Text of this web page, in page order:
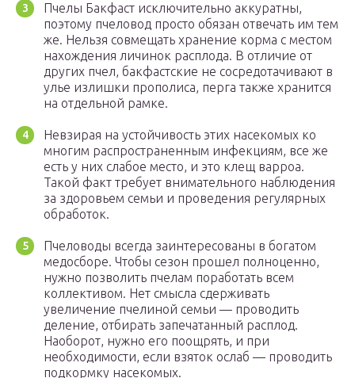
Пчелы Бакфаст исключительно аккуратны,
поэтому пчеловод просто обязан отвечать им тем
же. Нельзя совмещать хранение корма с местом
нахождения личинок расплода. В отличие от
других пчел, бакфастские не сосредотачивают в
улье излишки прополиса, перга также хранится
на отдельной рамке.
Невзирая на устойчивость этих насекомых ко
многим распространенным инфекциям, все же
есть у них слабое место, и это клещ варроа.
Такой факт требует внимательного наблюдения
за здоровьем семьи и проведения регулярных
обработок.
Пчеловоды всегда заинтересованы в богатом
медосборе. Чтобы сезон прошел полноценно,
нужно позволить пчелам поработать всем
коллективом. Нет смысла сдерживать
увеличение пчелиной семьи — проводить
деление, отбирать запечатанный расплод.
Наоборот, нужно его поощрять, и при
необходимости, если взяток ослаб — проводить
подкормку насекомых.